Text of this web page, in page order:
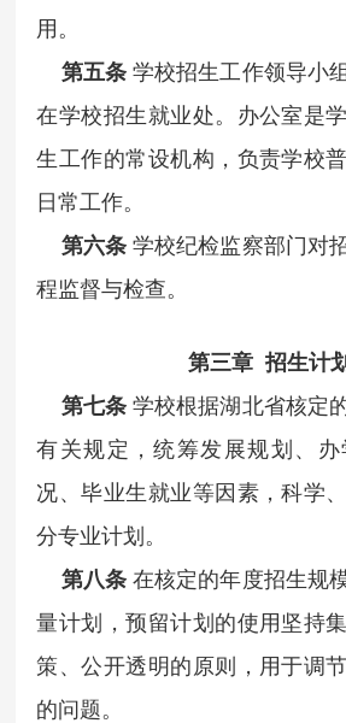
用。
第五条学校招生工作领导小
在学校招生就业处。办公室是
生工作的常设机构，负责学校
日常工作。
第六条学校纪检监察部门对
程监督与检查。
第三章 招生计
第七条学校根据湖北省核定
有关规定，统筹发展规划、
况、毕业生就业等因素，科学
分专业计划。
第八条在核定的年度招生规
量计划，预留计划的使用坚持
策、公开透明的原则，用于调
的问题。